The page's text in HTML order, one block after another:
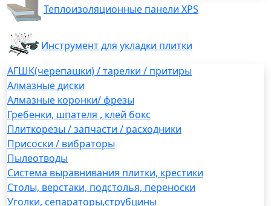
Теплоизоляционные панели XPS
Инструмент для укладки плитки
АГШК(черепашки) / тарелки / притиры
Алмазные диски
Алмазные коронки/ фрезы
Гребенки, шпателя , клей бокс
Плиткорезы / запчасти / расходники
Присоски / вибраторы
Пылеотводы
Система выравнивания плитки, крестики
Столы, верстаки, подстолья, переноски
Уголки, сепараторы,струбцины